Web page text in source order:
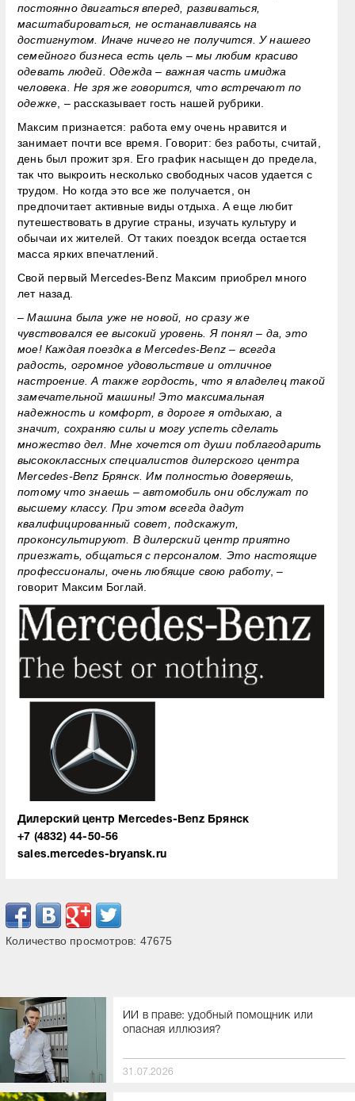
постоянно двигаться вперед, развиваться,
масштабироваться, не останавливаясь на
достигнутом. Иначе ничего не получится. У нашего
семейного бизнеса есть цель – мы любим красиво
одевать людей. Одежда – важная часть имиджа
человека. Не зря же говорится, что встречают по
одежке , – рассказывает гость нашей рубрики.
Максим признается: работа ему очень нравится и
занимает почти все время. Говорит: без работы, считай,
день был прожит зря. Его график насыщен до предела,
так что выкроить несколько свободных часов удается с
трудом. Но когда это все же получается, он
предпочитает активные виды отдыха. А еще любит
путешествовать в другие страны, изучать культуру и
обычаи их жителей. От таких поездок всегда остается
масса ярких впечатлений.
Свой первый Mercedes-Benz Максим приобрел много
лет назад.
–Машина была уже не новой, но сразу же
чувствовался ее высокий уровень. Я понял – да, это
мое! Каждая поездка в Mercedes-Benz – всегда
радость, огромное удовольствие и отличное
настроение. А также гордость, что я владелец такой
замечательной машины! Это максимальная
надежность и комфорт, в дороге я отдыхаю, а
значит, сохраняю силы и могу успеть сделать
множество дел. Мне хочется от души поблагодарить
высококлассных специалистов дилерского центра
Mercedes-Benz Брянск. Им полностью доверяешь,
потому что знаешь – автомобиль они обслужат по
высшему классу. При этом всегда дадут
квалифицированный совет, подскажут,
проконсультируют. В дилерский центр приятно
приезжать, общаться с персоналом. Это настоящие
профессионалы, очень любящие свою работу, –
говорит Максим Боглай.
Дилерский центр Mercedes-Benz Брянск
+7 (4832) 44-50-56
sales.mercedes-bryansk.ru
Количество просмотров: 47675
ИИ в праве: удобный помощник или
опасная иллюзия?
31.07.2026